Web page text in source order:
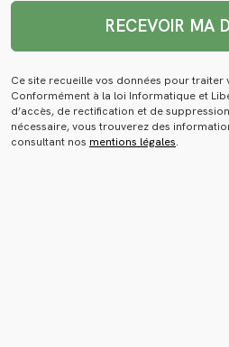
RECEVOIR MA
Ce site recueille vos données pour traiter
Conformément à la loi Informatique et
d’accès, de rectification et de
nécessaire, vous trouverez des
consultant nos mentions légales.